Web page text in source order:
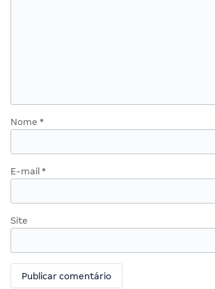
Nome *
E-mail *
Site